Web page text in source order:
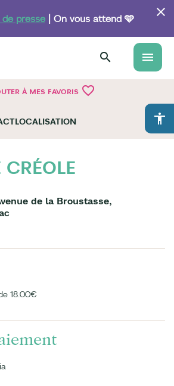
presse| On vous attend 🩵
menu
À MES FAVORIS favorite_border
accessibility
LOCALISATION
de la Broustasse,
18.00€